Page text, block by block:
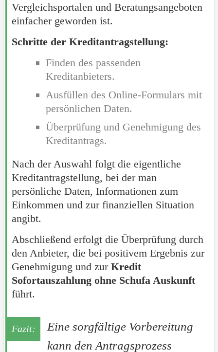
Vergleichsportalen und Beratungsangeboten
einfacher geworden ist.
Schritte der Kreditantragstellung:
Finden des passenden
Kreditanbieters.
Ausfüllen des Online-Formulars mit
persönlichen Daten.
Überprüfung und Genehmigung des
Kreditantrags.
Nach der Auswahl folgt die eigentliche
Kreditantragstellung, bei der man
persönliche Daten, Informationen zum
Einkommen und zur finanziellen Situation
angibt.
Abschließend erfolgt die Überprüfung durch
den Anbieter, die bei positivem Ergebnis zur
Genehmigung und zur Kredit
Sofortauszahlung ohne Schufa Auskunft
führt.
Eine sorgfältige Vorbereitung
kann den Antragsprozess